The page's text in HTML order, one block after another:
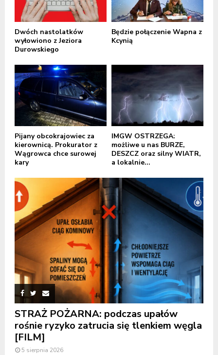
Dwóch nastolatków
wyłowiono z Jeziora
Durowskiego
Będzie połączenie Wapna z
Kcynią
Pijany obcokrajowiec za
kierownicą. Prokurator z
Wągrowca chce surowej
kary
IMGW OSTRZEGA:
możliwe u nas BURZE,
DESZCZ oraz silny WIATR,
a lokalnie...
STRAŻ POŻARNA: podczas upałów
rośnie ryzyko zatrucia się tlenkiem węgla
[FILM]
5 sierpnia 2026